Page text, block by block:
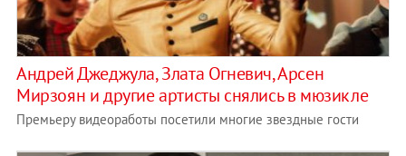
Андрей Джеджула, Злата Огневич, Арсен
Мирзоян и другие артисты снялись в мюзикле
Премьеру видеоработы посетили многие звездные гости